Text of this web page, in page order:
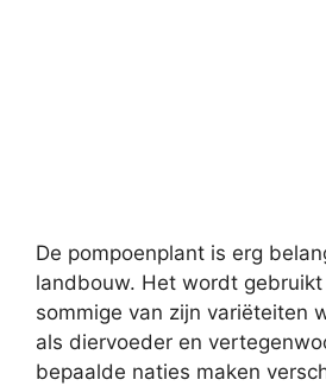
De pompoenplant is erg
landbouw. Het wordt
sommige van zijn variëteiten
als diervoeder en
bepaalde naties maken